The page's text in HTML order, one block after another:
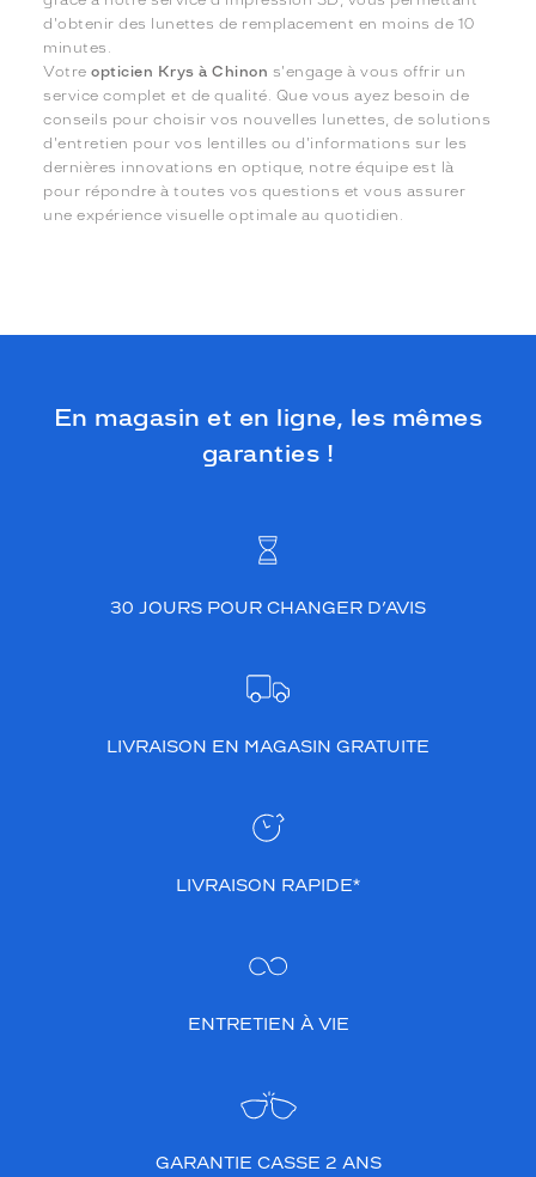
d'obtenir des lunettes de remplacement en moins de 10
minutes.
Votreopticien Krys à Chinon s'engage à vous offrir un
service complet et de qualité. Que vous ayez besoin de
conseils pour choisir vos nouvelles lunettes, de solutions
d'entretien pour vos lentilles ou d'informations sur les
dernières innovations en optique, notre équipe est là
pour répondre à toutes vos questions et vous assurer
une expérience visuelle optimale au quotidien.
En magasin et en ligne, les mêmes
garanties !
30 JOURS POUR CHANGER D’AVIS
LIVRAISON EN MAGASIN GRATUITE
LIVRAISON RAPIDE*
ENTRETIEN À VIE
GARANTIE CASSE 2 ANS